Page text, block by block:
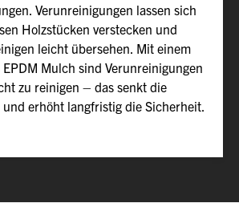
Verunreinigungen lassen sich
Holzstücken verstecken und
leicht übersehen. Mit einem
Mulch sind Verunreinigungen
zu reinigen – das senkt die
erhöht langfristig die Sicherheit.